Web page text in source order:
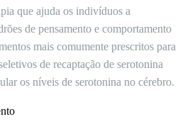
que ajuda os indivíduos a
de pensamento e comportamento
mais comumente prescritos para
de recaptação de serotonina
os níveis de serotonina no cérebro.